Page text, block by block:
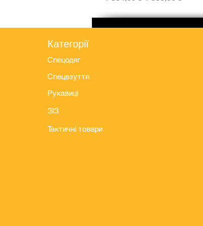
Категорії
Спецодяг
Спецвзуття
Рукавиці
ЗІЗ
Тактичні товари